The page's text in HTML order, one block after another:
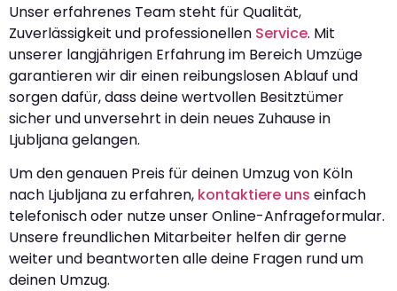
Unser erfahrenes Team steht für Qualität,
Zuverlässigkeit und professionellen Service. Mit
unserer langjährigen Erfahrung im Bereich Umzüge
garantieren wir dir einen reibungslosen Ablauf und
sorgen dafür, dass deine wertvollen Besitztümer
sicher und unversehrt in dein neues Zuhause in
Ljubljana gelangen.
Um den genauen Preis für deinen Umzug von Köln
nach Ljubljana zu erfahren, kontaktiere uns einfach
telefonisch oder nutze unser Online-Anfrageformular.
Unsere freundlichen Mitarbeiter helfen dir gerne
weiter und beantworten alle deine Fragen rund um
deinen Umzug.